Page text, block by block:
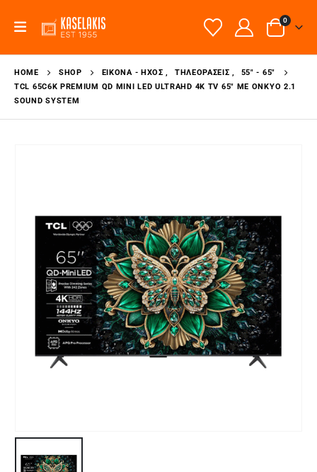
0
HOME SHOP ΕΙΚΌΝΑ - ΉΧΟΣ , ΤΗΛΕΟΡΆΣΕΙΣ ,
55" - 65"
TCL 65C6K PREMIUM QD MINI LED ULTRAHD 4K TV 65″ ΜΕ ONKYO 2.1
SOUND SYSTEM